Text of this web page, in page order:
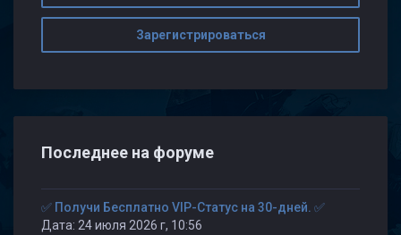
Зарегистрироваться
Последнее на форуме
✅ Получи Бесплатно VIP-Статус на 30-дней. ✅
Дата: 24 июля 2026 г, 10:56